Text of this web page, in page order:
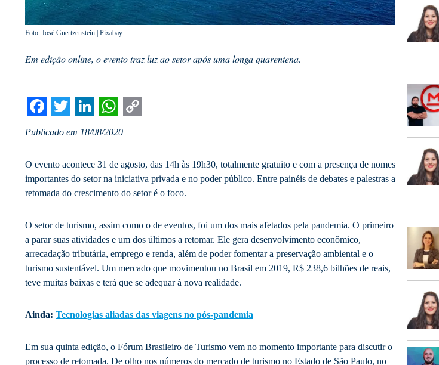
Foto: José Guertzenstein | Pixabay
Em edição online, o evento traz luz ao setor após uma longa quarentena.
Facebook
Twitter
LinkedIn
WhatsApp
Publicado em 18/08/2020
O evento acontece 31 de agosto, das 14h às 19h30, totalmente gratuito e com a presença de nomes
importantes do setor na iniciativa privada e no poder público. Entre painéis de debates e palestras a
retomada do crescimento do setor é o foco.
O setor de turismo, assim como o de eventos, foi um dos mais afetados pela pandemia. O primeiro
a parar suas atividades e um dos últimos a retomar. Ele gera desenvolvimento econômico,
arrecadação tributária, emprego e renda, além de poder fomentar a preservação ambiental e o
turismo sustentável. Um mercado que movimentou no Brasil em 2019, R$ 238,6 bilhões de reais,
teve muitas baixas e terá que se adequar à nova realidade.
Ainda: Tecnologias aliadas das viagens no pós-pandemia
Em sua quinta edição, o Fórum Brasileiro de Turismo vem no momento importante para discutir o
processo de retomada. De olho nos números do mercado de turismo no Estado de São Paulo, no